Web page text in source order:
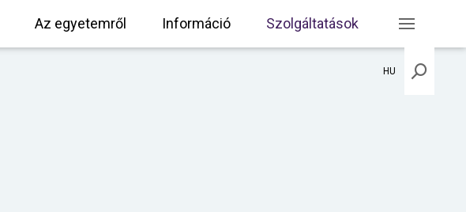
Az egyetemről Információ Szolgáltatások
HU